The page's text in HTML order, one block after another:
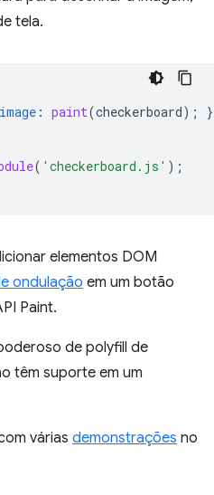
tela.
: paint(checkerboard);
}
( 'checkerboard.js' );
elementos DOM
ondulação em um botão
Paint.
de polyfill de
têm suporte em um
várias demonstrações no